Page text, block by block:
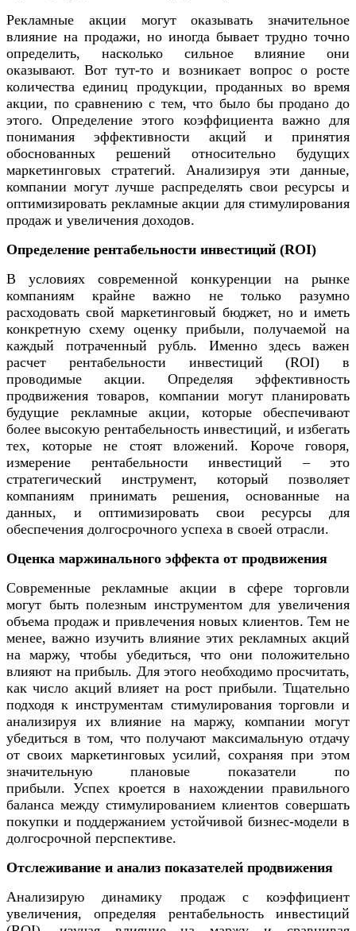
Рекламные акции могут оказывать значительное
влияние на продажи, но иногда бывает трудно точно
определить, насколько сильное влияние они
оказывают. Вот тут-то и возникает вопрос о росте
количества единиц продукции, проданных во время
акции, по сравнению с тем, что было бы продано до
этого. Определение этого коэффициента важно для
понимания эффективности акций и принятия
обоснованных решений относительно будущих
маркетинговых стратегий. Анализируя эти данные,
компании могут лучше распределять свои ресурсы и
оптимизировать рекламные акции для стимулирования
продаж и увеличения доходов.
Определение рентабельности инвестиций (ROI)
В условиях современной конкуренции на рынке
компаниям крайне важно не только разумно
расходовать свой маркетинговый бюджет, но и иметь
конкретную схему оценку прибыли, получаемой на
каждый потраченный рубль. Именно здесь важен
расчет рентабельности инвестиций (ROI) в
проводимые акции. Определяя эффективность
продвижения товаров, компании могут планировать
будущие рекламные акции, которые обеспечивают
более высокую рентабельность инвестиций, и избегать
тех, которые не стоят вложений. Короче говоря,
измерение рентабельности инвестиций – это
стратегический инструмент, который позволяет
компаниям принимать решения, основанные на
данных, и оптимизировать свои ресурсы для
обеспечения долгосрочного успеха в своей отрасли.
Оценка маржинального эффекта от продвижения
Современные рекламные акции в сфере торговли
могут быть полезным инструментом для увеличения
объема продаж и привлечения новых клиентов. Тем не
менее, важно изучить влияние этих рекламных акций
на маржу, чтобы убедиться, что они положительно
влияют на прибыль. Для этого необходимо просчитать,
как число акций влияет на рост прибыли. Тщательно
подходя к инструментам стимулирования торговли и
анализируя их влияние на маржу, компании могут
убедиться в том, что получают максимальную отдачу
от своих маркетинговых усилий, сохраняя при этом
значительную плановые показатели по
прибыли. Успех кроется в нахождении правильного
баланса между стимулированием клиентов совершать
покупки и поддержанием устойчивой бизнес-модели в
долгосрочной перспективе.
Отслеживание и анализ показателей продвижения
Анализирую динамику продаж с коэффициент
увеличения, определяя рентабельность инвестиций